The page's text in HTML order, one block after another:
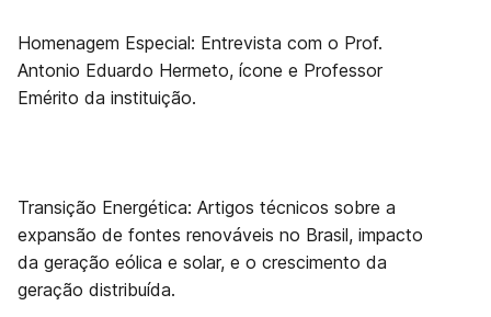
Homenagem Especial: Entrevista com o Prof.
Antonio Eduardo Hermeto, ícone e Professor
Emérito da instituição.
Transição Energética: Artigos técnicos sobre a
expansão de fontes renováveis no Brasil, impacto
da geração eólica e solar, e o crescimento da
geração distribuída.